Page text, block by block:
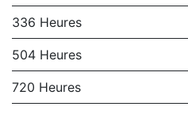
336 Heures
504 Heures
720 Heures